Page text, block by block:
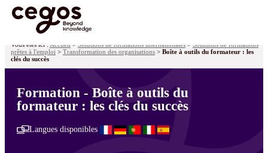
Vous êtes ici : Accueil > Solutions de formations internationales > Solutions de formations
prêtes à l'emploi > Transformation des organisations > Boîte à outils du formateur : les
clés du succès
Formation - Boîte à outils du
formateur : les clés du succès
Langues disponibles